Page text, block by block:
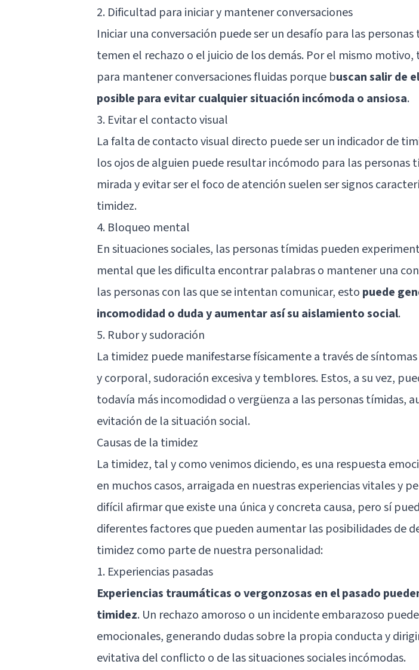
2. Dificultad para iniciar y mantener conversaciones
Iniciar una conversación puede ser un desafío para las
temen el rechazo o el juicio de los demás. Por el mismo
para mantener conversaciones fluidas porque buscan salir de
posible para evitar cualquier situación incómoda o ansiosa.
3. Evitar el contacto visual
La falta de contacto visual directo puede ser un indicador de
los ojos de alguien puede resultar incómodo para las personas
mirada y evitar ser el foco de atención suelen ser signos
timidez.
4. Bloqueo mental
En situaciones sociales, las personas tímidas pueden
mental que les dificulta encontrar palabras o mantener una
las personas con las que se intentan comunicar, esto puede
incomodidad o duda y aumentar así su aislamiento social.
5. Rubor y sudoración
La timidez puede manifestarse físicamente a través de
y corporal, sudoración excesiva y temblores. Estos, a su vez,
todavía más incomodidad o vergüenza a las personas tímidas,
evitación de la situación social.
Causas de la timidez
La timidez, tal y como venimos diciendo, es una respuesta
en muchos casos, arraigada en nuestras experiencias vitales y
difícil afirmar que existe una única y concreta causa, pero sí
diferentes factores que pueden aumentar las posibilidades de
timidez como parte de nuestra personalidad:
1. Experiencias pasadas
Experiencias traumáticas o vergonzosas en el pasado
timidez. Un rechazo amoroso o un incidente embarazoso
emocionales, generando dudas sobre la propia conducta y
evitativa del conflicto o de las situaciones sociales incómodas.